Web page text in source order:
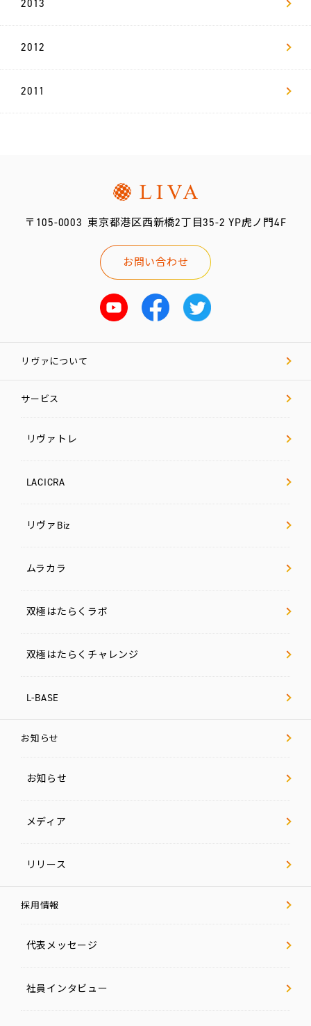
2013
2012
2011
〒105-0003 東京都港区西新橋2丁目35-2 YP虎ノ門4F
お問い合わせ
リヴァについて
サービス
リヴァトレ
LACICRA
リヴァBiz
ムラカラ
双極はたらくラボ
双極はたらくチャレンジ
L-BASE
お知らせ
お知らせ
メディア
リリース
採用情報
代表メッセージ
社員インタビュー